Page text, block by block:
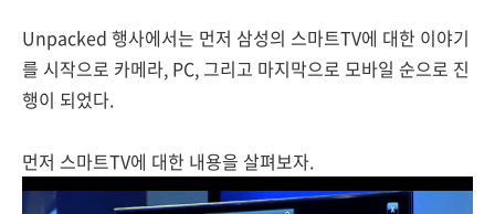
Unpacked 행사에서는 먼저 삼성의 스마트TV에 대한 이야기
를 시작으로 카메라, PC, 그리고 마지막으로 모바일 순으로 진
행이 되었다.
먼저 스마트TV에 대한 내용을 살펴보자.